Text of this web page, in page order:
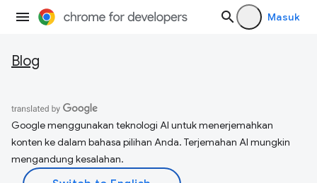
Masuk
Blog
Google menggunakan teknologi AI untuk menerjemahkan
konten ke dalam bahasa pilihan Anda. Terjemahan AI mungkin
mengandung kesalahan.